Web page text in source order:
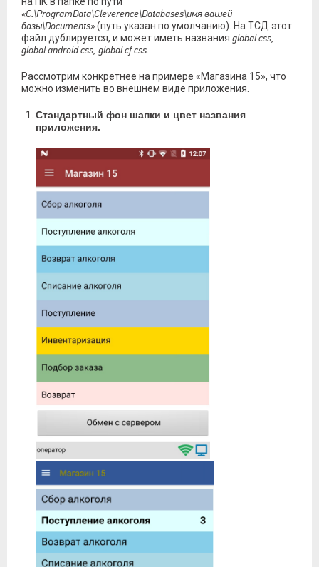
«C:\ProgramData\Cleverence\Databases\имя вашей
базы\Documents»(путь указан по умолчанию). На ТСД этот
файл дублируется, и может иметь названия global.css,
global.android.css, global.cf.css
Рассмотрим конкретнее на примере «Магазина 15», что
можно изменить во внешнем виде приложения.
Стандартный фон шапки и цвет названия
приложения.